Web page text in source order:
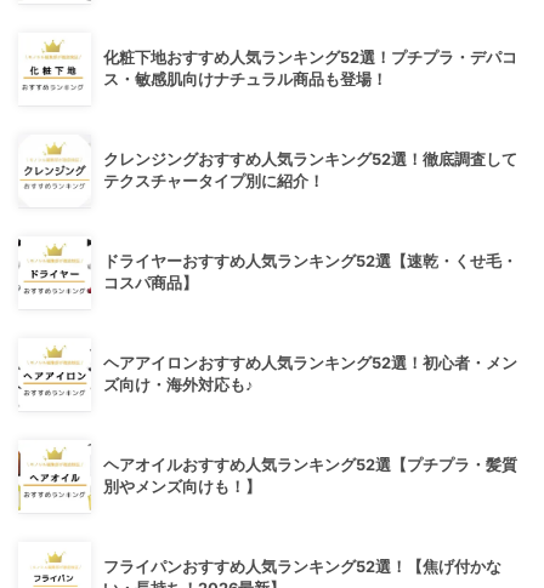
化粧下地おすすめ人気ランキング52選！プチプラ・デパコ
ス・敏感肌向けナチュラル商品も登場！
クレンジングおすすめ人気ランキング52選！徹底調査して
テクスチャータイプ別に紹介！
ドライヤーおすすめ人気ランキング52選【速乾・くせ毛・
コスパ商品】
ヘアアイロンおすすめ人気ランキング52選！初心者・メン
ズ向け・海外対応も♪
ヘアオイルおすすめ人気ランキング52選【プチプラ・髪質
別やメンズ向けも！】
フライパンおすすめ人気ランキング52選！【焦げ付かな